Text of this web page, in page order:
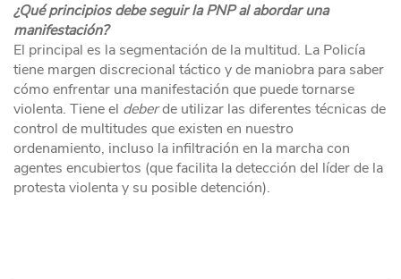
¿Qué principios debe seguir la PNP al abordar una
manifestación?
El principal es la segmentación de la multitud. La Policía
tiene margen discrecional táctico y de maniobra para saber
cómo enfrentar una manifestación que puede tornarse
violenta. Tiene el deberde utilizar las diferentes técnicas de
control de multitudes que existen en nuestro
ordenamiento, incluso la infiltración en la marcha con
agentes encubiertos (que facilita la detección del líder de la
protesta violenta y su posible detención).